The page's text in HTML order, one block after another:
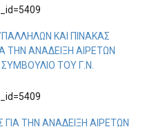
ΚΑΙ ΠΊΝΑΚΑΣ
ΤΗΝ ΑΝΆΔΕΙΞΗ ΑΙΡΕΤΏΝ
ΤΟΥ Γ.Ν.
ΓΙΑ ΤΗΝ ΑΝΆΔΕΙΞΗ ΑΙΡΕΤΏΝ